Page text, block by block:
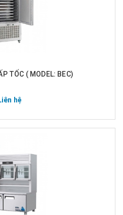
TỐC ( MODEL: BEC)
hệ